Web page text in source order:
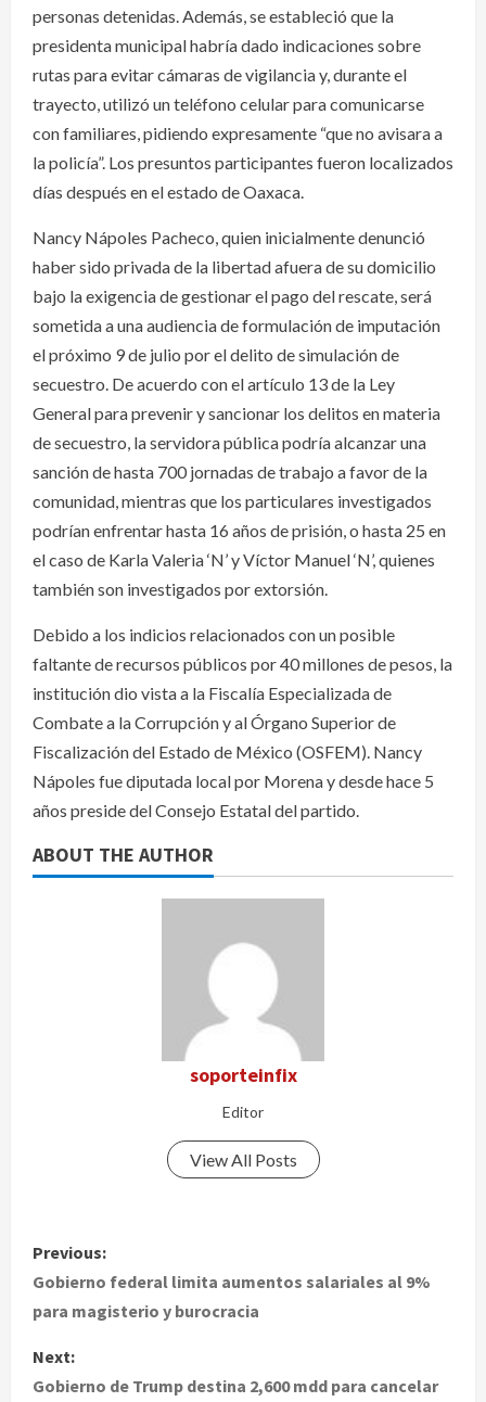
personas detenidas. Además, se estableció que la
presidenta municipal habría dado indicaciones sobre
rutas para evitar cámaras de vigilancia y, durante el
trayecto, utilizó un teléfono celular para comunicarse
con familiares, pidiendo expresamente “que no avisara a
la policía”. Los presuntos participantes fueron localizados
días después en el estado de Oaxaca.
Nancy Nápoles Pacheco, quien inicialmente denunció
haber sido privada de la libertad afuera de su domicilio
bajo la exigencia de gestionar el pago del rescate, será
sometida a una audiencia de formulación de imputación
el próximo 9 de julio por el delito de simulación de
secuestro. De acuerdo con el artículo 13 de la Ley
General para prevenir y sancionar los delitos en materia
de secuestro, la servidora pública podría alcanzar una
sanción de hasta 700 jornadas de trabajo a favor de la
comunidad, mientras que los particulares investigados
podrían enfrentar hasta 16 años de prisión, o hasta 25 en
el caso de Karla Valeria ‘N’ y Víctor Manuel ‘N’, quienes
también son investigados por extorsión.
Debido a los indicios relacionados con un posible
faltante de recursos públicos por 40 millones de pesos, la
institución dio vista a la Fiscalía Especializada de
Combate a la Corrupción y al Órgano Superior de
Fiscalización del Estado de México (OSFEM). Nancy
Nápoles fue diputada local por Morena y desde hace 5
años preside del Consejo Estatal del partido.
ABOUT THE AUTHOR
soporteinfix
Editor
View All Posts
P
o
s
t
Previous:
Gobierno federal limita aumentos salariales al 9%
para magisterio y burocracia
Next:
Gobierno de Trump destina 2,600 mdd para cancelar